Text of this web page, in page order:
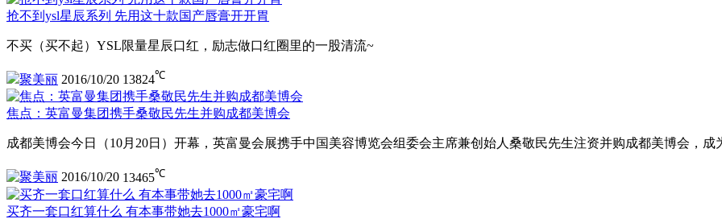
抢不到ysl星辰系列 先用这十款国产唇膏开开胃
不买（买不起）YSL限量星辰口红，励志做口红圈里的一股清流~
聚美丽 2016/10/20 13824℃
焦点：英富曼集团携手桑敬民先生并购成都美博会
成都美博会今日（10月20日）开幕，英富曼会展携手中国美容博览会组委会主席兼创始人桑敬民先生注资并购成都美博会，成
聚美丽 2016/10/20 13465℃
买齐一套口红算什么 有本事带她去1000㎡豪宅啊